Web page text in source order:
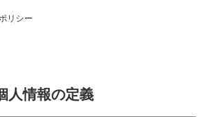
リシー
人情報の定義